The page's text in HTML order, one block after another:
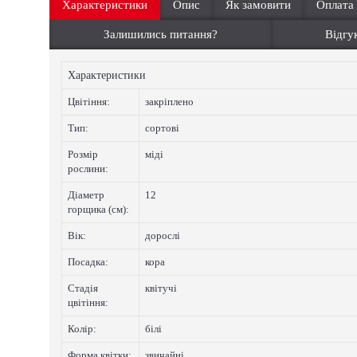
Характеристики Опис Як замовити Оплата
Залишились питання?
Характеристики
Цвiтiння: закріплено
Тип: сортові
Розмір
рослини:
міді
Діаметр
горщика (см):
12
Вік: дорослі
Посадка: кора
Стадія
цвітіння:
квітучі
Колip: білі